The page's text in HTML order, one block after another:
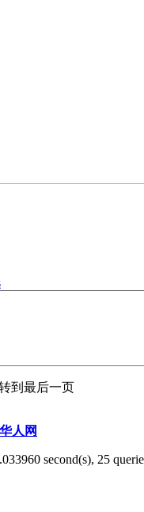
到最后一页
人网
second(s), 25